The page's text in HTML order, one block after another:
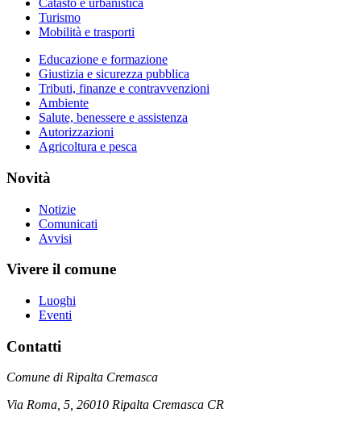
Catasto e urbanistica
Turismo
Mobilità e trasporti
Educazione e formazione
Giustizia e sicurezza pubblica
Tributi, finanze e contravvenzioni
Ambiente
Salute, benessere e assistenza
Autorizzazioni
Agricoltura e pesca
Novità
Notizie
Comunicati
Avvisi
Vivere il comune
Luoghi
Eventi
Contatti
Comune di Ripalta Cremasca
Via Roma, 5, 26010 Ripalta Cremasca CR